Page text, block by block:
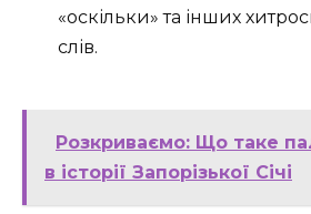
«оскільки» та інших
слів.
Розкриваємо: Що таке
в історії Запорізької Січі